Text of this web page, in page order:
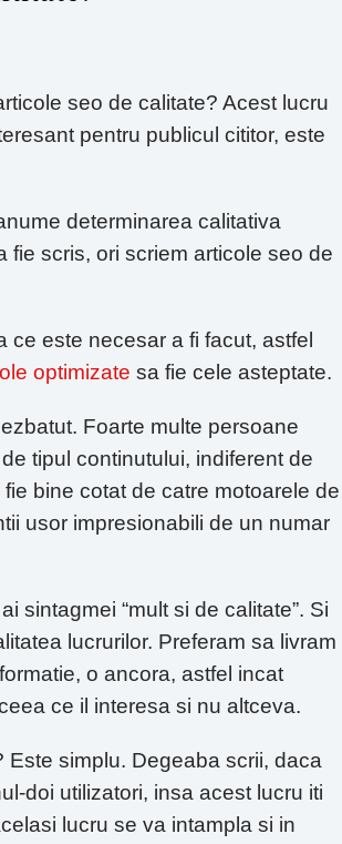
seo de calitate? Acest lucru
pentru publicul cititor, este
determinarea calitativa
fie scris, ori scriem articole seo de
este necesar a fi facut, astfel
optimizate sa fie cele asteptate.
Foarte multe persoane
tipul continutului, indiferent de
bine cotat de catre motoarele de
usor impresionabili de un numar
sintagmei “mult si de calitate”. Si
lucrurilor. Preferam sa livram
o ancora, astfel incat
ce il interesa si nu altceva.
simplu. Degeaba scrii, daca
doi utilizatori, insa acest lucru iti
lucru se va intampla si in